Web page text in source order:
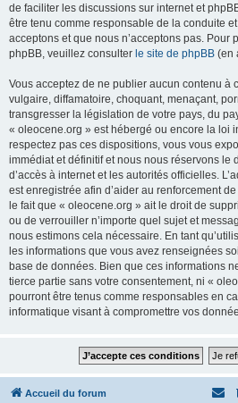
de faciliter les discussions sur internet et
être tenu comme responsable de la conduite
acceptons et que nous n’acceptons pas. Pour
phpBB, veuillez consulter le site de phpBB (en
Vous acceptez de ne publier aucun contenu à
vulgaire, diffamatoire, choquant, menaçant,
transgresser la législation de votre pays, du
« oleocene.org » est hébergé ou encore la loi
respectez pas ces dispositions, vous vous
immédiat et définitif et nous nous réservons le
d’accès à internet et les autorités officielles.
est enregistrée afin d’aider au renforcement
le fait que « oleocene.org » ait le droit de
ou de verrouiller n’importe quel sujet et
nous estimons cela nécessaire. En tant
les informations que vous avez renseignées
base de données. Bien que ces informations
tierce partie sans votre consentement, ni «
pourront être tenus comme responsables en
informatique visant à compromettre vos
Accueil du forum